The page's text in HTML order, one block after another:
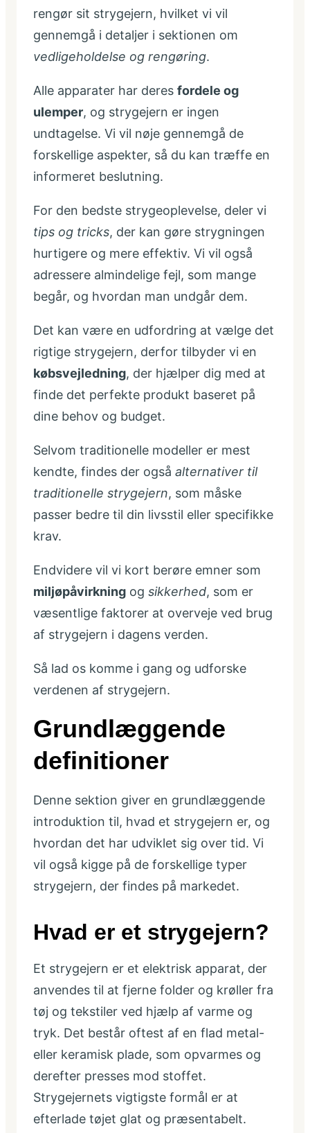
rengør sit strygejern, hvilket vi vil
gennemgå i detaljer i sektionen om
vedligeholdelse og rengøring.
Alle apparater har deres fordele og
ulemper, og strygejern er ingen
undtagelse. Vi vil nøje gennemgå de
forskellige aspekter, så du kan træffe en
informeret beslutning.
For den bedste strygeoplevelse, deler vi
tips og tricks, der kan gøre strygningen
hurtigere og mere effektiv. Vi vil også
adressere almindelige fejl, som mange
begår, og hvordan man undgår dem.
Det kan være en udfordring at vælge det
rigtige strygejern, derfor tilbyder vi en
købsvejledning, der hjælper dig med at
finde det perfekte produkt baseret på
dine behov og budget.
Selvom traditionelle modeller er mest
kendte, findes der også alternativer til
traditionelle strygejern, som måske
passer bedre til din livsstil eller specifikke
krav.
Endvidere vil vi kort berøre emner som
miljøpåvirkning og sikkerhed, som er
væsentlige faktorer at overveje ved brug
af strygejern i dagens verden.
Så lad os komme i gang og udforske
verdenen af strygejern.
Grundlæggende
definitioner
Denne sektion giver en grundlæggende
introduktion til, hvad et strygejern er, og
hvordan det har udviklet sig over tid. Vi
vil også kigge på de forskellige typer
strygejern, der findes på markedet.
Hvad er et strygejern?
Et strygejern er et elektrisk apparat, der
anvendes til at fjerne folder og krøller fra
tøj og tekstiler ved hjælp af varme og
tryk. Det består oftest af en flad metal-
eller keramisk plade, som opvarmes og
derefter presses mod stoffet.
Strygejernets vigtigste formål er at
efterlade tøjet glat og præsentabelt.